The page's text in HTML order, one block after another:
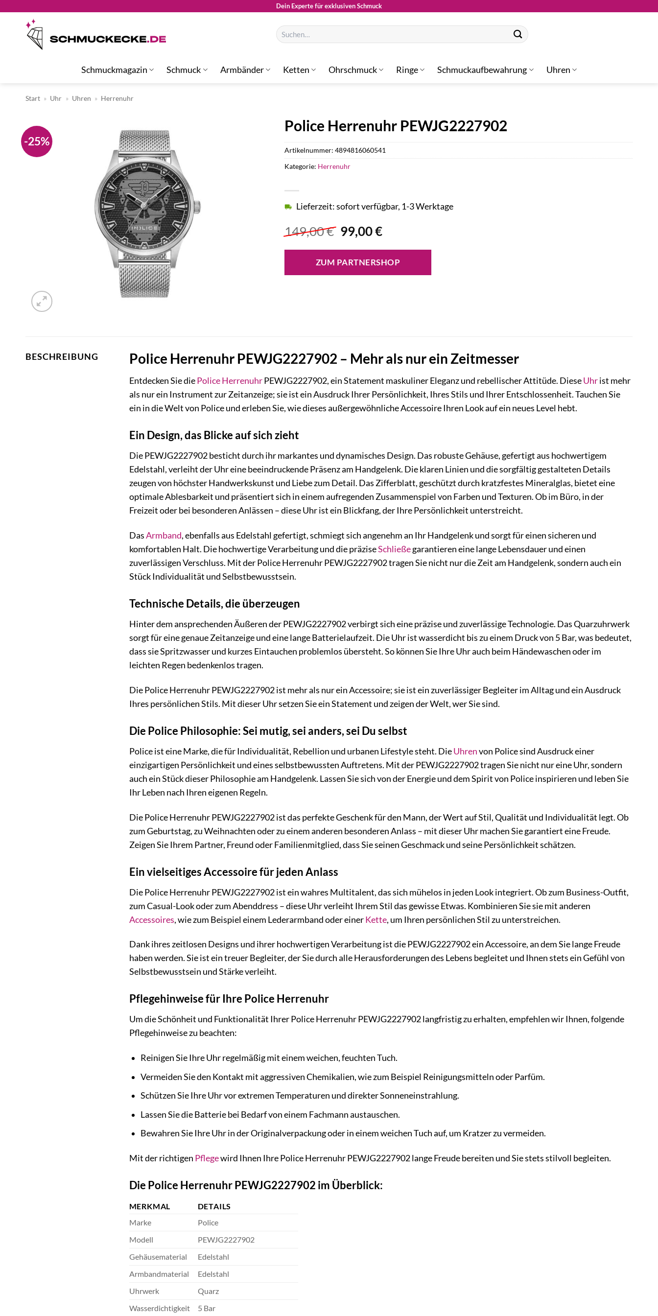
springen
Dein Experte für exklusiven Schmuck
Suchen
nach:
Schmuckmagazin Schmuck Armbänder Ketten Ohrschmuck Ringe Schmuckaufbewahrung Uhren
Start » Uhr » Uhren » Herrenuhr
-25%
Police Herrenuhr PEWJG2227902
149,00€ Ursprünglicher
Preis
war:
149,00 €
99,00€Aktueller
ist:
99,00 €.
Lieferzeit: sofort verfügbar, 1-3 Werktage
ZUM PARTNERSHOP
Artikelnummer:4894816060541
Kategorie: Herrenuhr
BESCHREIBUNG Police Herrenuhr PEWJG2227902 – Mehr als nur ein Zeitmesser
Entdecken Sie diePolice HerrenuhrPEWJG2227902, ein Statement maskuliner Eleganz und rebellischer Attitüde. DieseUhrist mehr
als nur ein Instrument zur Zeitanzeige; sie ist ein Ausdruck Ihrer Persönlichkeit, Ihres Stils und Ihrer Entschlossenheit. Tauchen Sie
ein in die Welt von Police und erleben Sie, wie dieses außergewöhnliche Accessoire Ihren Look auf ein neues Level hebt.
Ein Design, das Blicke auf sich zieht
Die PEWJG2227902 besticht durch ihr markantes und dynamisches Design. Das robuste Gehäuse, gefertigt aus hochwertigem
Edelstahl, verleiht der Uhr eine beeindruckende Präsenz am Handgelenk. Die klaren Linien und die sorgfältig gestalteten Details
zeugen von höchster Handwerkskunst und Liebe zum Detail. Das Zifferblatt, geschützt durch kratzfestes Mineralglas, bietet eine
optimale Ablesbarkeit und präsentiert sich in einem aufregenden Zusammenspiel von Farben und Texturen. Ob im Büro, in der
Freizeit oder bei besonderen Anlässen – diese Uhr ist ein Blickfang, der Ihre Persönlichkeit unterstreicht.
DasArmband, ebenfalls aus Edelstahl gefertigt, schmiegt sich angenehm an Ihr Handgelenk und sorgt für einen sicheren und
komfortablen Halt. Die hochwertige Verarbeitung und die präziseSchließegarantieren eine lange Lebensdauer und einen
zuverlässigen Verschluss. Mit der Police Herrenuhr PEWJG2227902 tragen Sie nicht nur die Zeit am Handgelenk, sondern auch ein
Stück Individualität und Selbstbewusstsein.
Technische Details, die überzeugen
Hinter dem ansprechenden Äußeren der PEWJG2227902 verbirgt sich eine präzise und zuverlässige Technologie. Das Quarzuhrwerk
sorgt für eine genaue Zeitanzeige und eine lange Batterielaufzeit. Die Uhr ist wasserdicht bis zu einem Druck von 5 Bar, was bedeutet,
dass sie Spritzwasser und kurzes Eintauchen problemlos übersteht. So können Sie Ihre Uhr auch beim Händewaschen oder im
leichten Regen bedenkenlos tragen.
Die Police Herrenuhr PEWJG2227902 ist mehr als nur ein Accessoire; sie ist ein zuverlässiger Begleiter im Alltag und ein Ausdruck
Ihres persönlichen Stils. Mit dieser Uhr setzen Sie ein Statement und zeigen der Welt, wer Sie sind.
Die Police Philosophie: Sei mutig, sei anders, sei Du selbst
Police ist eine Marke, die für Individualität, Rebellion und urbanen Lifestyle steht. DieUhrenvon Police sind Ausdruck einer
einzigartigen Persönlichkeit und eines selbstbewussten Auftretens. Mit der PEWJG2227902 tragen Sie nicht nur eine Uhr, sondern
auch ein Stück dieser Philosophie am Handgelenk. Lassen Sie sich von der Energie und dem Spirit von Police inspirieren und leben Sie
Ihr Leben nach Ihren eigenen Regeln.
Die Police Herrenuhr PEWJG2227902 ist das perfekte Geschenk für den Mann, der Wert auf Stil, Qualität und Individualität legt. Ob
zum Geburtstag, zu Weihnachten oder zu einem anderen besonderen Anlass – mit dieser Uhr machen Sie garantiert eine Freude.
Zeigen Sie Ihrem Partner, Freund oder Familienmitglied, dass Sie seinen Geschmack und seine Persönlichkeit schätzen.
Ein vielseitiges Accessoire für jeden Anlass
Die Police Herrenuhr PEWJG2227902 ist ein wahres Multitalent, das sich mühelos in jeden Look integriert. Ob zum Business-Outfit,
zum Casual-Look oder zum Abenddress – diese Uhr verleiht Ihrem Stil das gewisse Etwas. Kombinieren Sie sie mit anderen
Accessoires, wie zum Beispiel einem Lederarmband oder einerKette, um Ihren persönlichen Stil zu unterstreichen.
Dank ihres zeitlosen Designs und ihrer hochwertigen Verarbeitung ist die PEWJG2227902 ein Accessoire, an dem Sie lange Freude
haben werden. Sie ist ein treuer Begleiter, der Sie durch alle Herausforderungen des Lebens begleitet und Ihnen stets ein Gefühl von
Selbstbewusstsein und Stärke verleiht.
Pflegehinweise für Ihre Police Herrenuhr
Um die Schönheit und Funktionalität Ihrer Police Herrenuhr PEWJG2227902 langfristig zu erhalten, empfehlen wir Ihnen, folgende
Pflegehinweise zu beachten:
Reinigen Sie Ihre Uhr regelmäßig mit einem weichen, feuchten Tuch.
Vermeiden Sie den Kontakt mit aggressiven Chemikalien, wie zum Beispiel Reinigungsmitteln oder Parfüm.
Schützen Sie Ihre Uhr vor extremen Temperaturen und direkter Sonneneinstrahlung.
Lassen Sie die Batterie bei Bedarf von einem Fachmann austauschen.
Bewahren Sie Ihre Uhr in der Originalverpackung oder in einem weichen Tuch auf, um Kratzer zu vermeiden.
Mit der richtigen Pflegewird Ihnen Ihre Police Herrenuhr PEWJG2227902 lange Freude bereiten und Sie stets stilvoll begleiten.
Die Police Herrenuhr PEWJG2227902 im Überblick:
MERKMAL
DETAILS
Marke
Police
Modell
PEWJG2227902
Gehäusematerial
Edelstahl
Armbandmaterial
Edelstahl
Uhrwerk
Quarz
Wasserdichtigkeit
5 Bar